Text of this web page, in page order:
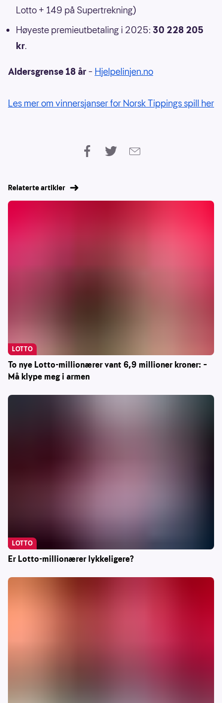
Lotto + 149 på Supertrekning)
Høyeste premieutbetaling i 2025: 30 228 205
kr.
Aldersgrense 18 år – Hjelpelinjen.no
Les mer om vinnersjanser for Norsk Tippings spill her
Relaterte artikler
To nye Lotto-millionærer vant 6,9 millioner kroner: –
Må klype meg i armen
LOTTO
Er Lotto-millionærer lykkeligere?
LOTTO